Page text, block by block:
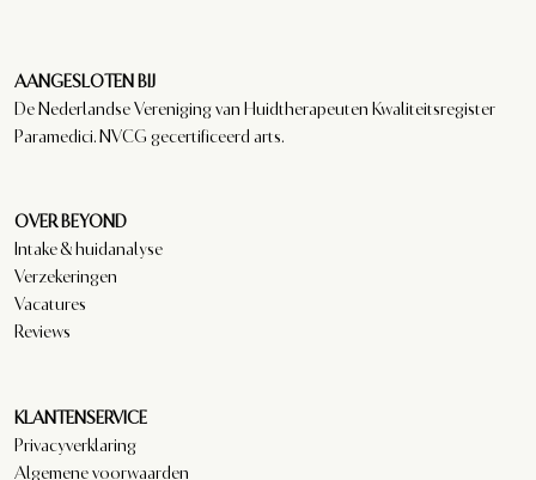
AANGESLOTEN BIJ
De Nederlandse Vereniging van Huidtherapeuten Kwaliteitsregister
Paramedici. NVCG gecertificeerd arts.
OVER BEYOND
Intake & huidanalyse
Verzekeringen
Vacatures
Reviews
KLANTENSERVICE
Privacyverklaring
Algemene voorwaarden